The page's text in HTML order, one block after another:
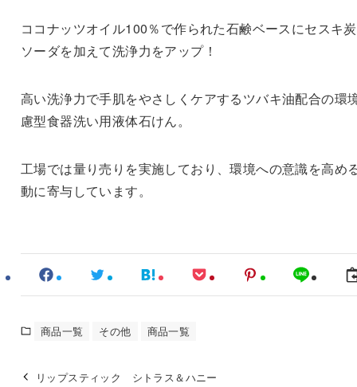
ココナッツオイル100％で作られた石鹸ベースにセスキ
ソーダを加えて洗浄力をアップ！
高い洗浄力で手肌をやさしくケアするツバキ油配合の環
慮型食器洗い用液体石けん。
工場では量り売りを実施しており、環境への意識を高め
動に寄与しています。
商品一覧 その他 商品一覧
リップスティック シトラス＆ハニー